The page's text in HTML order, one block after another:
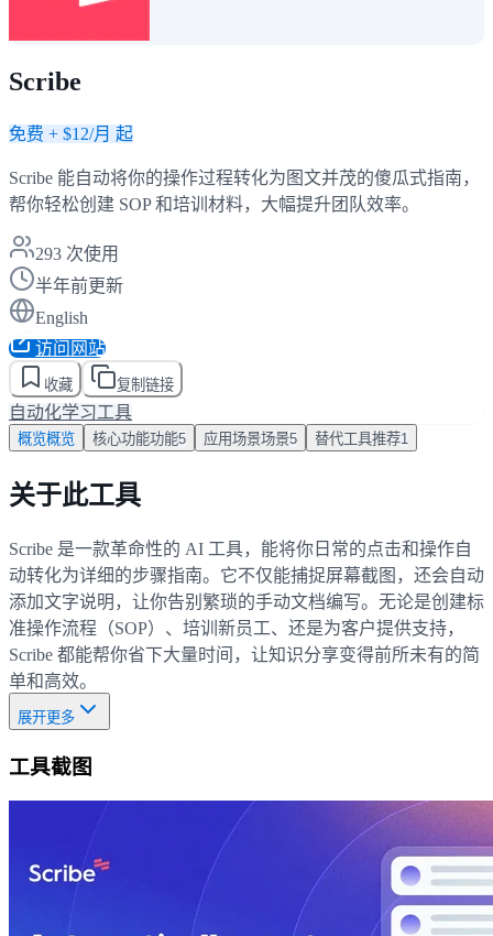
Scribe
免费 + $12/月 起
Scribe 能自动将你的操作过程转化为图文并茂的傻瓜式指南，
帮你轻松创建 SOP 和培训材料，大幅提升团队效率。
293 次使用
半年前更新
English
访问网站
收藏 复制链接
自动化学习工具
概览概览 核心功能功能5 应用场景场景5 替代工具推荐1
关于此工具
Scribe 是一款革命性的 AI 工具，能将你日常的点击和操作自
动转化为详细的步骤指南。它不仅能捕捉屏幕截图，还会自动
添加文字说明，让你告别繁琐的手动文档编写。无论是创建标
准操作流程（SOP）、培训新员工、还是为客户提供支持，
Scribe 都能帮你省下大量时间，让知识分享变得前所未有的简
单和高效。
展开更多
工具截图